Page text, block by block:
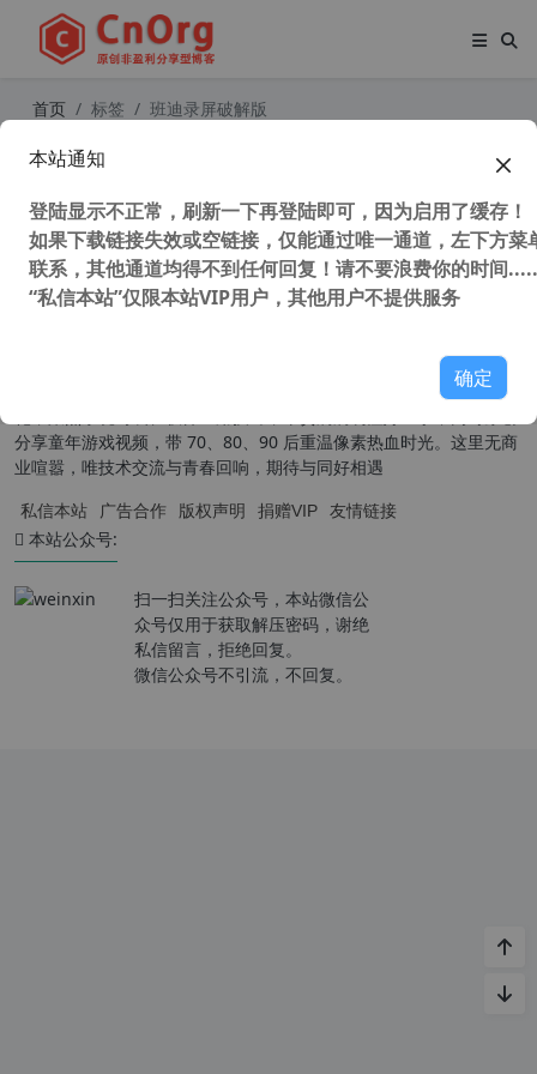
首页 标签 班迪录屏破解版
Bandicam v6.0.4.2024 高清录像软件
55,902 次浏览 媒体工具
本扎根草根，为普通用户提供实用有趣的内容。技术分享主打原创汉
分享童年游戏视频，带 70、80、90 后重温像素热血时光。这里无商
业喧嚣，唯技术交流与青春回响，期待与同好相遇
私信本站 广告合作 版权声明 捐赠VIP 友情链接
本站公众号:
扫一扫关注公众号，本站微信公
众号仅用于获取解压密码，谢绝
私信留言，拒绝回复。
微信公众号不引流，不回复。
本站通知
登陆显示不正常，刷新一下再登陆即可，因为启用了缓存！
如果下载链接失效或空链接，仅能通过唯一通道，左下方菜
联系，其他通道均得不到任何回复！请不要浪费你的时间
“私信本站”仅限本站VIP用户，其他用户不提供服务
确定